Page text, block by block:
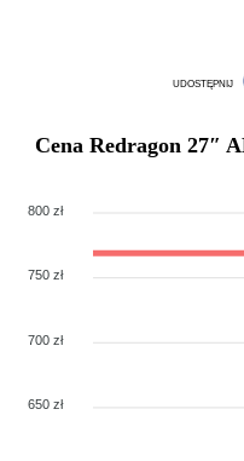
UDOSTĘPNIJ
Cena Redragon 27″
800 zł
750 zł
700 zł
650 zł